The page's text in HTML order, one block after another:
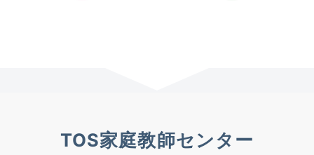
TOS家庭教師センター